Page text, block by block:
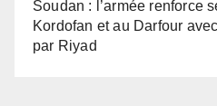
Soudan : l’armée renforce
Kordofan et au Darfour
par Riyad